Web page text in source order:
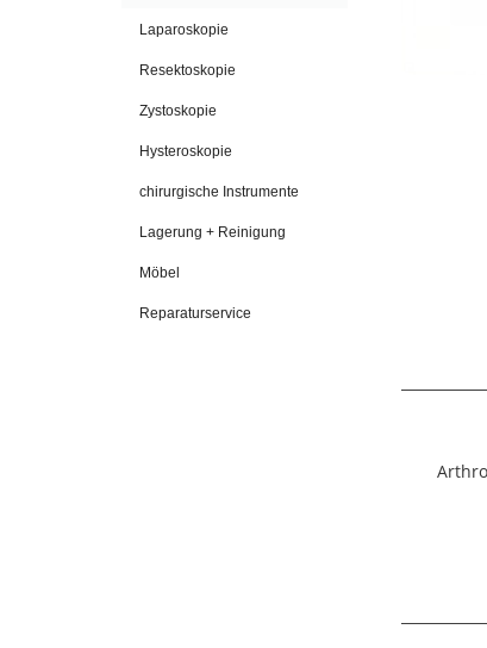
Laparoskopie
Resektoskopie
Zystoskopie
Hysteroskopie
chirurgische Instrumente
Lagerung + Reinigung
Möbel
Reparaturservice